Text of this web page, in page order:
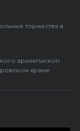
торжества в
архиепископ
храме